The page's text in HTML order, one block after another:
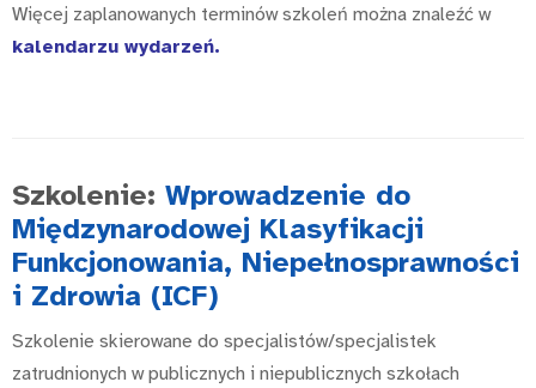
Więcej zaplanowanych terminów szkoleń można znaleźć w
kalendarzu wydarzeń.
Szkolenie: Wprowadzenie do
Międzynarodowej Klasyfikacji
Funkcjonowania, Niepełnosprawności
i Zdrowia (ICF)
Szkolenie skierowane do specjalistów/specjalistek
zatrudnionych w publicznych i niepublicznych szkołach